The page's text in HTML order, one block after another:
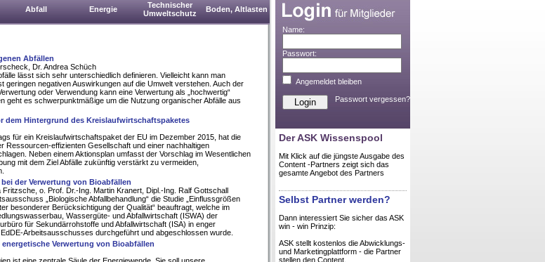
Abfall Energie
Technischer
Umweltschutz
Boden, Altlasten
Abfällen
Dr. Andrea Schüch
lässt sich sehr unterschiedlich definieren. Vielleicht kann man
geringen negativen Auswirkungen auf die Umwelt verstehen. Auch der
oder Verwendung kann eine Verwertung als „hochwertig“
geht es schwerpunktmäßige um die Nutzung organischer Abfälle aus
dem Hintergrund des Kreislaufwirtschaftspaketes
für ein Kreislaufwirtschaftspaket der EU im Dezember 2015, hat die
Ressourcen-effizienten Gesellschaft und einer nachhaltigen
Neben einem Aktionsplan umfasst der Vorschlag im Wesentlichen
mit dem Ziel Abfälle zukünftig verstärkt zu vermeiden,
der Verwertung von Bioabfällen
Fritzsche, o. Prof. Dr.-Ing. Martin Kranert, Dipl.-Ing. Ralf Gottschall
„Biologische Abfallbehandlung“ die Studie „Einflussgrößen
besonderer Berücksichtigung der Qualität“ beauftragt, welche im
Wassergüte- und Abfallwirtschaft (ISWA) der
für Sekundärrohstoffe und Abfallwirtschaft (ISA) in enger
Arbeitsausschusses durchgeführt und abgeschlossen wurde.
Verwertung von Bioabfällen
Name:
Passwort:
Angemeldet bleiben
Passwort vergessen?
Der ASK Wissenspool
Mit Klick auf die jüngste Ausgabe des
Content -Partners zeigt sich das
gesamte Angebot des Partners
Selbst Partner werden?
Dann interessiert Sie sicher das ASK
win - win Prinzip:
ASK stellt kostenlos die Abwicklungs-
und Marketingplattform - die Partner
stellen den Content.